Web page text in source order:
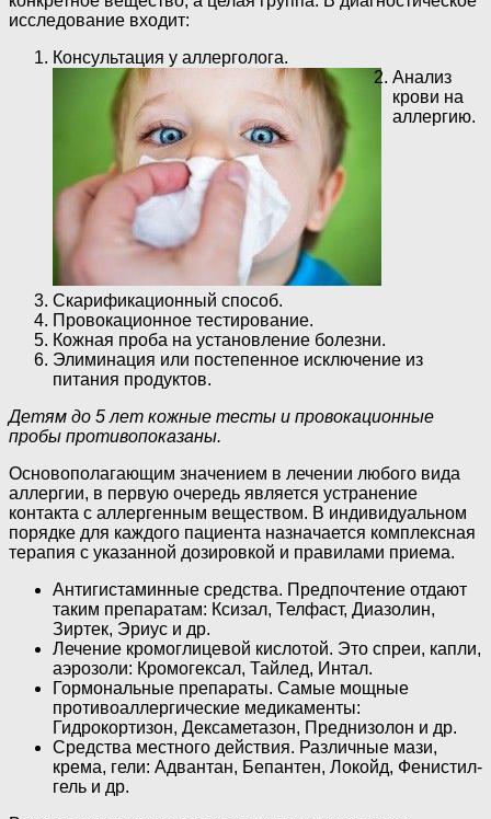
исследование входит:
Консультация у аллерголога.
Анализ
крови на
аллергию.
Скарификационный способ.
Провокационное тестирование.
Кожная проба на установление болезни.
Элиминация или постепенное исключение из
питания продуктов.
Детям до 5 лет кожные тесты и провокационные
пробы противопоказаны.
Основополагающим значением в лечении любого вида
аллергии, в первую очередь является устранение
контакта с аллергенным веществом. В индивидуальном
порядке для каждого пациента назначается комплексная
терапия с указанной дозировкой и правилами приема.
Антигистаминные средства. Предпочтение отдают
таким препаратам: Ксизал, Телфаст, Диазолин,
Зиртек, Эриус и др.
Лечение кромоглицевой кислотой. Это спреи, капли,
аэрозоли: Кромогексал, Тайлед, Интал.
Гормональные препараты. Самые мощные
противоаллергические медикаменты:
Гидрокортизон, Дексаметазон, Преднизолон и др.
Средства местного действия. Различные мази,
крема, гели: Адвантан, Бепантен, Локойд, Фенистил-
гель и др.